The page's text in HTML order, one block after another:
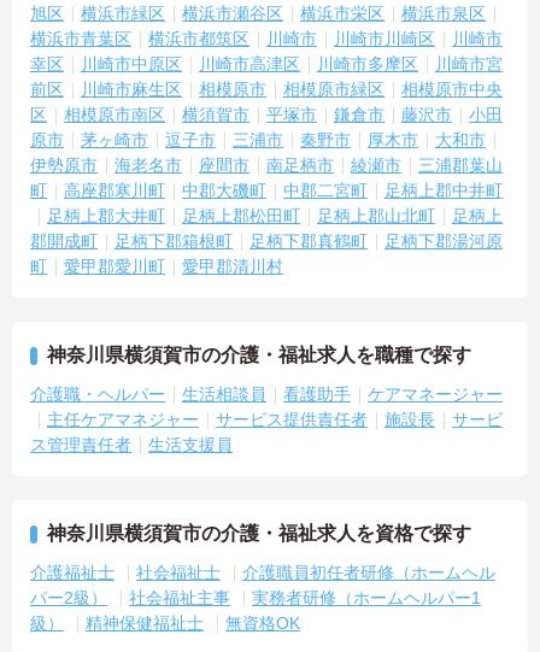
旭区
横浜市緑区 横浜市瀬谷区 横浜市栄区
横浜市泉区
横浜市青葉区
横浜市都筑区 川崎市 川崎市川崎区
川崎市
幸区
川崎市中原区 川崎市高津区 川崎市多摩区
川崎市宮
前区
川崎市麻生区 相模原市 相模原市緑区
相模原市中央
区
相模原市南区 横須賀市 平塚市 鎌倉市 藤沢市
小田
原市
茅ヶ崎市 逗子市 三浦市 秦野市 厚木市
大和市
伊勢原市
海老名市 座間市 南足柄市 綾瀬市
三浦郡葉山
町
高座郡寒川町 中郡大磯町 中郡二宮町
足柄上郡中井町
足柄上郡大井町
足柄上郡松田町 足柄上郡山北町
足柄上
郡開成町
足柄下郡箱根町 足柄下郡真鶴町
足柄下郡湯河原
町
愛甲郡愛川町 愛甲郡清川村
神奈川県横須賀市の介護・福祉求人を職種で探す
介護職・ヘルパー 生活相談員 看護助手
ケアマネージャー
主任ケアマネジャー
サービス提供責任者 施設長
サービ
ス管理責任者
生活支援員
神奈川県横須賀市の介護・福祉求人を資格で探す
介護福祉士 社会福祉士
介護職員初任者研修（ホームヘル
パー2級）
社会福祉主事
実務者研修（ホームヘルパー1
級）
精神保健福祉士 無資格OK